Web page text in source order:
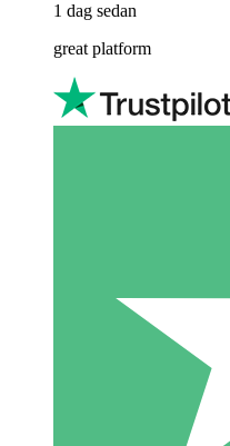
1 dag sedan
great platform